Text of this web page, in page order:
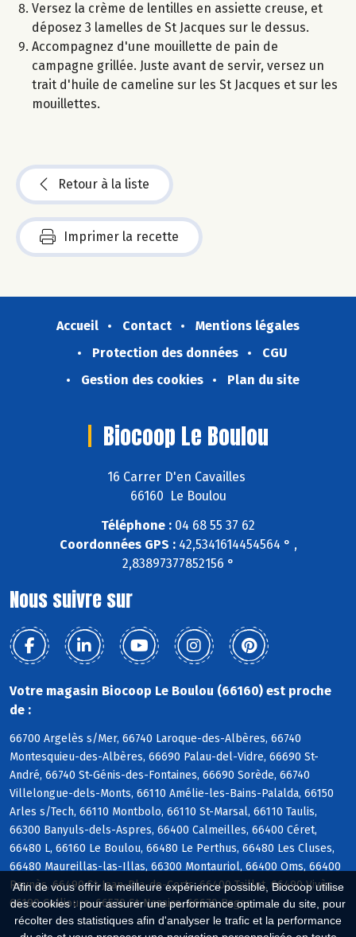
Afin de vous offrir la meilleure expérience possible, Biocoop utilise
des cookies : pour assurer une performance optimale du site, pour
récolter des statistiques afin d'analyser le trafic et la performance
Versez la crème de lentilles en assiette creuse, et
déposez 3 lamelles de St Jacques sur le dessus.
Accompagnez d'une mouillette de pain de
campagne grillée. Juste avant de servir, versez un
trait d'huile de cameline sur les St Jacques et sur les
mouillettes.
Retour à la liste
Imprimer la recette
Accueil Contact
Mentions légales
Protection des données
CGU
Gestion des cookies
Plan du site
Biocoop Le Boulou
16 Carrer D'en Cavailles
66160 Le Boulou
Téléphone : 04 68 55 37 62
Coordonnées GPS :42,5341614454564 ° ,
2,83897377852156 °
Nous suivre sur
Votre magasin Biocoop Le Boulou (66160) est proche
de :
66700 Argelès s/Mer, 66740 Laroque-des-Albères, 66740
Montesquieu-des-Albères, 66690 Palau-del-Vidre, 66690 St-
André, 66740 St-Génis-des-Fontaines, 66690 Sorède, 66740
Villelongue-dels-Monts, 66110 Amélie-les-Bains-Palalda, 66150
Arles s/Tech, 66110 Montbolo, 66110 St-Marsal, 66110 Taulis,
66300 Banyuls-dels-Aspres, 66400 Calmeilles, 66400 Céret,
66480 L, 66160 Le Boulou, 66480 Le Perthus, 66480 Les Cluses,
66480 Maureillas-las-Illas, 66300 Montauriol, 66400 Oms, 66400
Reynès, 66490 St-Jean-Pla-de-Corts, 66400 Taillet, 66490 Vivès,
66190 Collioure, 66570 St-Nazaire, 66670 Bages